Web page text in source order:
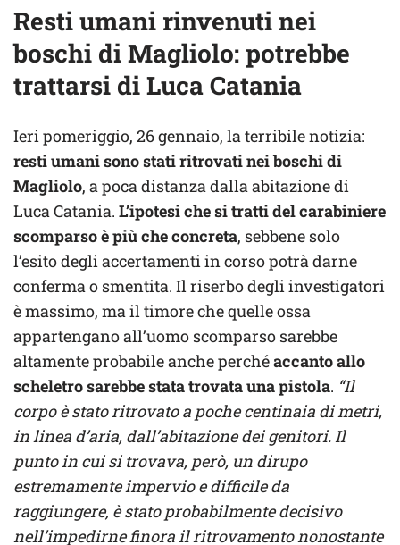
Resti umani rinvenuti nei
boschi di Magliolo: potrebbe
trattarsi di Luca Catania
Ieri pomeriggio, 26 gennaio, la terribile notizia:
resti umani sono stati ritrovati nei boschi di
Magliolo, a poca distanza dalla abitazione di
Luca Catania. L’ipotesi che si tratti del carabiniere
scomparso è più che concreta, sebbene solo
l’esito degli accertamenti in corso potrà darne
conferma o smentita. Il riserbo degli investigatori
è massimo, ma il timore che quelle ossa
appartengano all’uomo scomparso sarebbe
altamente probabile anche perchéaccanto allo
scheletro sarebbe stata trovata una pistola. “Il
corpo è stato ritrovato a poche centinaia di metri,
in linea d’aria, dall’abitazione dei genitori. Il
punto in cui si trovava, però, un dirupo
estremamente impervio e difficile da
raggiungere, è stato probabilmente decisivo
nell’impedirne finora il ritrovamento nonostante